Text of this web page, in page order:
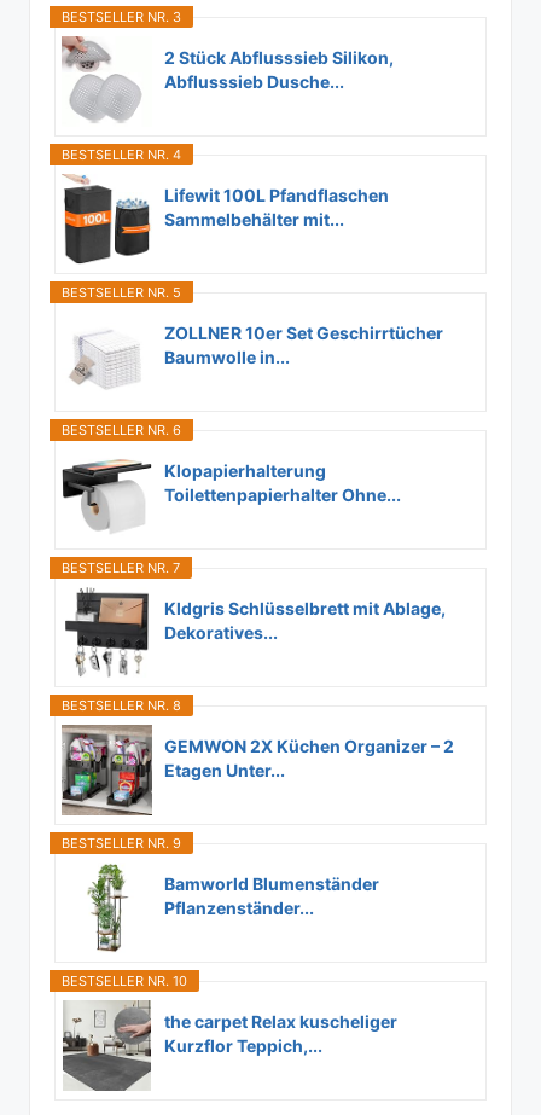
BESTSELLER NR. 3
2 Stück Abflusssieb Silikon,
Abflusssieb Dusche...
BESTSELLER NR. 4
Lifewit 100L Pfandflaschen
Sammelbehälter mit...
BESTSELLER NR. 5
ZOLLNER 10er Set Geschirrtücher
Baumwolle in...
BESTSELLER NR. 6
Klopapierhalterung
Toilettenpapierhalter Ohne...
BESTSELLER NR. 7
Kldgris Schlüsselbrett mit Ablage,
Dekoratives...
BESTSELLER NR. 8
GEMWON 2X Küchen Organizer – 2
Etagen Unter...
BESTSELLER NR. 9
Bamworld Blumenständer
Pflanzenständer...
BESTSELLER NR. 10
the carpet Relax kuscheliger
Kurzflor Teppich,...